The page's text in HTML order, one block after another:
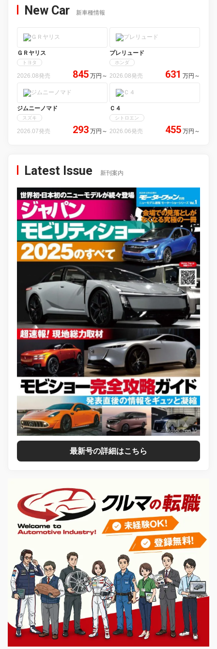
New Car 新車種情報
ＧＲヤリス
トヨタ
2026.08発売 845 万円 ～
プレリュード
ホンダ
2026.08発売 631 万円 ～
ジムニーノマド
スズキ
2026.07発売 293 万円 ～
Ｃ４
シトロエン
2026.06発売 455 万円 ～
Latest Issue 新刊案内
最新号の詳細はこちら